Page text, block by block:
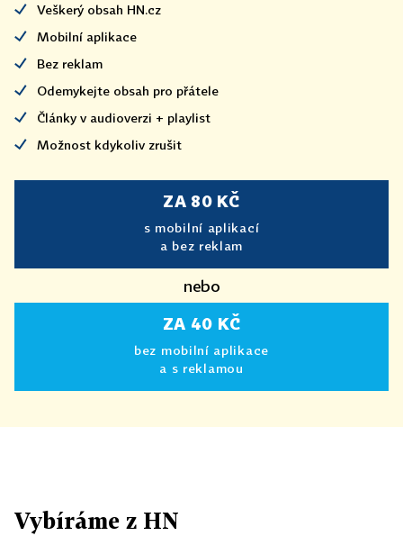
Veškerý obsah HN.cz
Mobilní aplikace
Bez reklam
Odemykejte obsah pro přátele
Články v audioverzi + playlist
Možnost kdykoliv zrušit
ZA 80 KČ
s mobilní aplikací
a bez reklam
nebo
ZA 40 KČ
bez mobilní aplikace
a s reklamou
Vybíráme z HN